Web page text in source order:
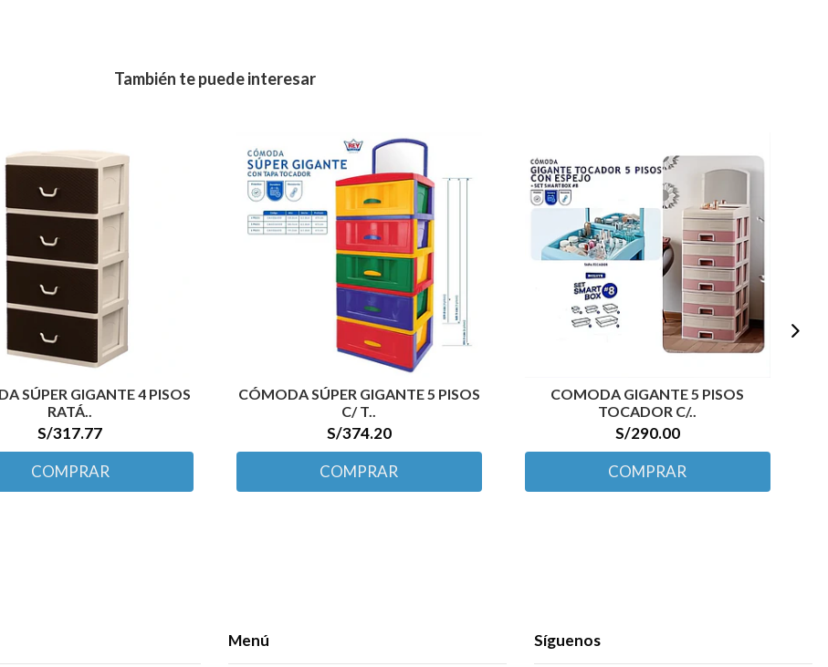
También te puede interesar
SÚPER GIGANTE 4 PISOS
RATÁ..
S/317.77
COMPRAR
CÓMODA SÚPER GIGANTE 5 PISOS
C/ T..
S/374.20
COMPRAR
COMODA GIGANTE 5 PISOS
TOCADOR C/..
S/290.00
COMPRAR
Menú Síguenos